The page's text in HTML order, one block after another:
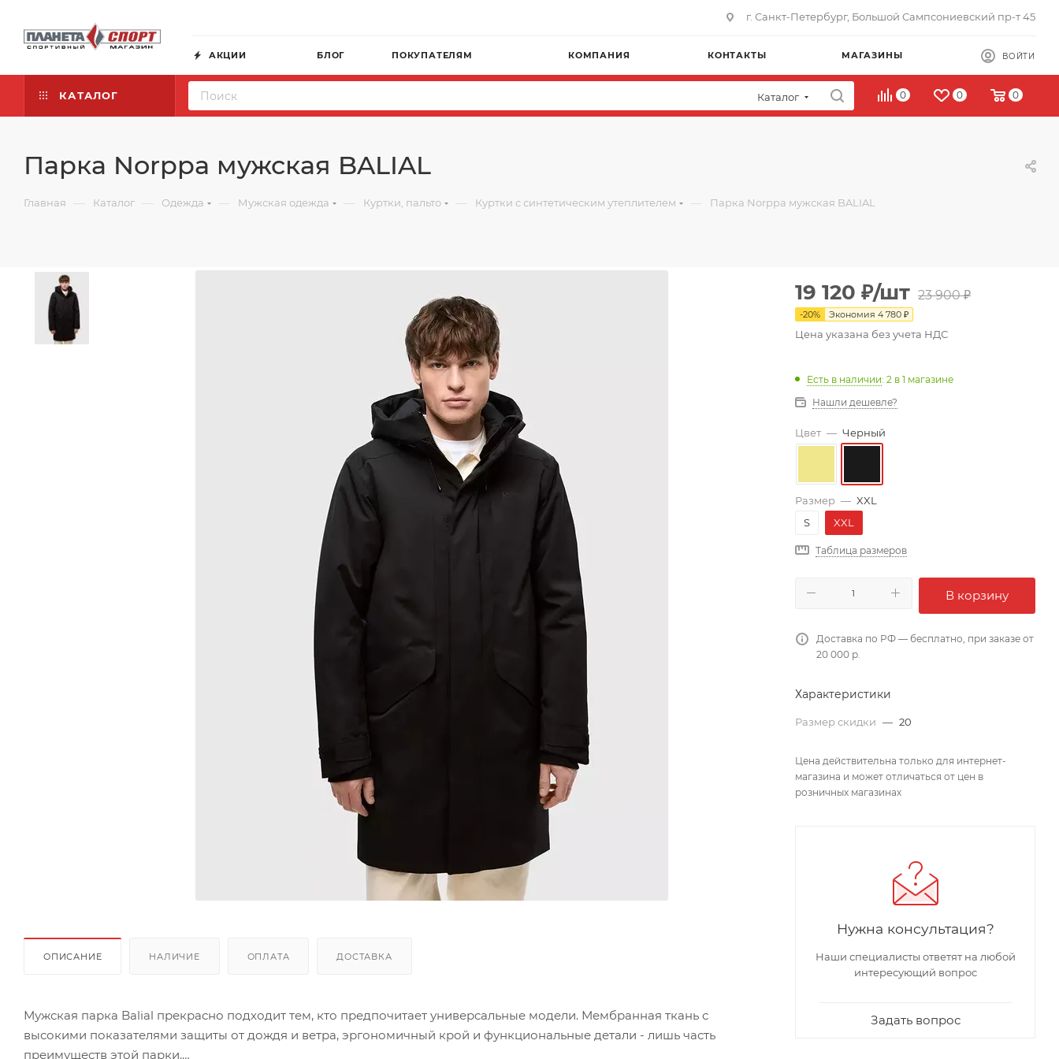
г. Санкт-Петербург, Большой Сампсониевский пр-т 45
АКЦИИ БЛОГ ПОКУПАТЕЛЯМ КОМПАНИЯ КОНТАКТЫ МАГАЗИНЫ ВОЙТИ
КАТАЛОГ Каталог 0 0 0
Парка Norppa мужская BALIAL
Главная — Каталог — Одежда — Мужская одежда — Куртки, пальто — Куртки с синтетическим утеплителем — Парка Norppa мужская BALIAL
ОПИСАНИЕ НАЛИЧИЕ ОПЛАТА ДОСТАВКА
Мужская парка Balial прекрасно подходит тем, кто предпочитает универсальные модели. Мембранная ткань с
высокими показателями защиты от дождя и ветра, эргономичный крой и функциональные детали - лишь часть
преимуществ этой парки.
19 120 ₽/шт 23 900₽
-20% Экономия 4 780 ₽
Цена указана без учета НДС
Есть в наличии: 2 в 1 магазине
Нашли дешевле?
Цвет — Черный
Размер — XXL
S
XXL
Таблица размеров
В корзину
Доставка по РФ — бесплатно, при заказе от
20 000 р.
Характеристики
Размер скидки — 20
Цена действительна только для интернет-
магазина и может отличаться от цен в
розничных магазинах
Нужна консультация?
Наши специалисты ответят на любой
интересующий вопрос
Задать вопрос